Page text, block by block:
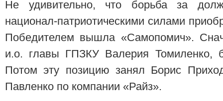
Не удивительно, что борьба за
национал-патриотическими силами
Победителем вышла «Самопомич».
и.о. главы ГПЗКУ Валерия Томиленко,
Потом эту позицию занял Борис
Павленко по компании «Райз».